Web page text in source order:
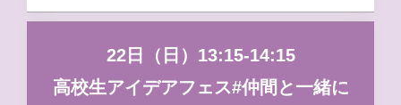
22日（日）13:15-14:15
高校生アイデアフェス#仲間と一緒に